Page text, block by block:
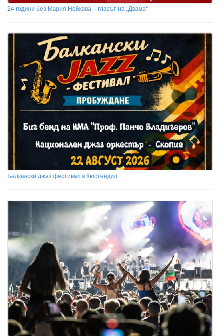
24 години без Мария Нейкова – гласът на „Двама“
Балкански джаз фестивал в Кюстендил